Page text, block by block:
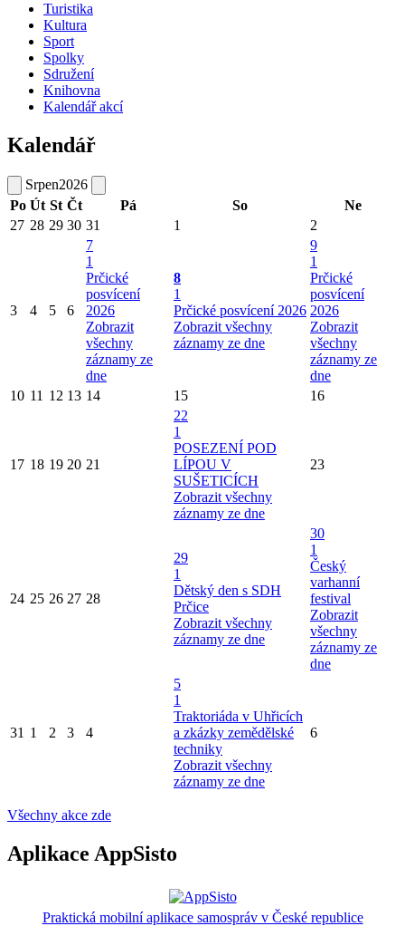
Turistika
Kultura
Sport
Spolky
Sdružení
Knihovna
Kalendář akcí
Kalendář
Srpen2026
Po Út St Čt Pá So
Ne
27 28 29 30 31 1 2
3 4 5 6
7
1
Prčické
posvícení
2026
Zobrazit
všechny
záznamy ze
dne
8
1
Prčické posvícení 2026
Zobrazit všechny
záznamy ze dne
9
1
Prčické
posvícení
2026
Zobrazit
všechny
záznamy ze
dne
10 11 12 13 14 15 16
17 18 19 20 21
22
1
POSEZENÍ POD
LÍPOU V
SUŠETICÍCH
Zobrazit všechny
záznamy ze dne
23
24 25 26 27 28
29
1
Dětský den s SDH
Prčice
Zobrazit všechny
záznamy ze dne
30
1
Český
varhanní
festival
Zobrazit
všechny
záznamy ze
dne
31 1 2 3 4
5
1
Traktoriáda v Uhřicích
a zkázky zemědělské
techniky
Zobrazit všechny
záznamy ze dne
6
Všechny akce zde
Aplikace AppSisto
Praktická mobilní aplikace samospráv v České republice